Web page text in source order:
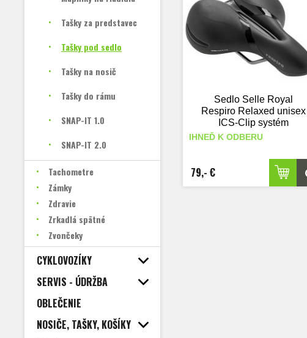
Tašky za predstavec
Tašky pod sedlo
Tašky na nosič
Tašky do rámu
SNAP-IT 1.0
SNAP-IT 2.0
Tachometre
Zámky
Zdravie
Zrkadlá spätné
Zvončeky
CYKLOVOZÍKY
SERVIS - ÚDRŽBA
OBLEČENIE
NOSIČE, TAŠKY, KOŠÍKY
Sedlo Selle Royal
Respiro Relaxed unisex
ICS-Clip systém
IHNEĎ K ODBERU
79,- €